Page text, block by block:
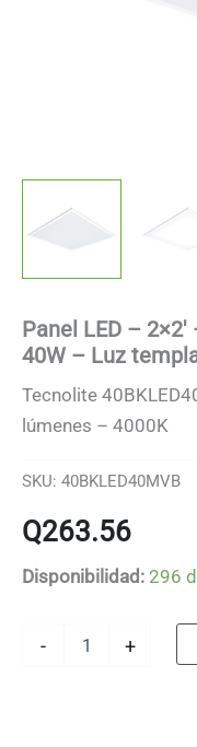
Panel LED –
40W – Luz
Tecnolite
lúmenes – 4000K
SKU: 40BKLED40MVB
Q263.56
Disponibilidad: 296
- +